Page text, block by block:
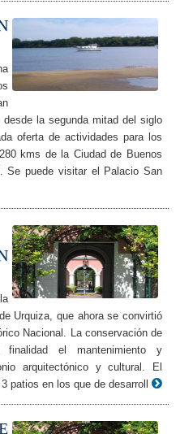
la segunda mitad del siglo
oferta de actividades para los
kms de la Ciudad de Buenos
Se puede visitar el Palacio San
Urquiza, que ahora se convirtió
Nacional. La conservación de
el mantenimiento y
arquitectónico y cultural. El
patios en los que de desarroll